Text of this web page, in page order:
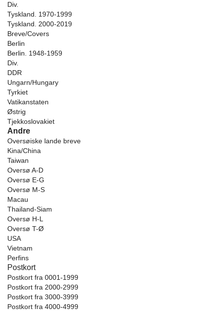
Div.
Tyskland. 1970-1999
Tyskland. 2000-2019
Breve/Covers
Berlin
Berlin. 1948-1959
Div.
DDR
Ungarn/Hungary
Tyrkiet
Vatikanstaten
Østrig
Tjekkoslovakiet
Andre
Oversøiske lande breve
Kina/China
Taiwan
Oversø A-D
Oversø E-G
Oversø M-S
Macau
Thailand-Siam
Oversø H-L
Oversø T-Ø
USA
Vietnam
Perfins
Postkort
Postkort fra 0001-1999
Postkort fra 2000-2999
Postkort fra 3000-3999
Postkort fra 4000-4999